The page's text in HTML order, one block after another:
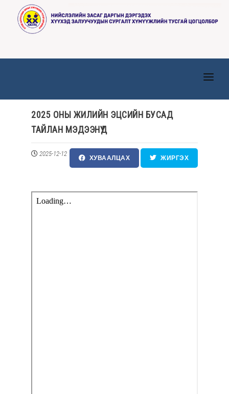
ТАНИЛЦУУЛГА
МЭДЭЭ, МЭДЭЭЛЭЛ
ХУУЛЬ ЭРХ ЗҮЙ
2025 ОНЫ ЖИЛИЙН ЭЦСИЙН БУСАД
ТАЙЛАН МЭДЭЭНҮҮД
2025-12-12 ХУВААЛЦАХ ЖИРГЭХ